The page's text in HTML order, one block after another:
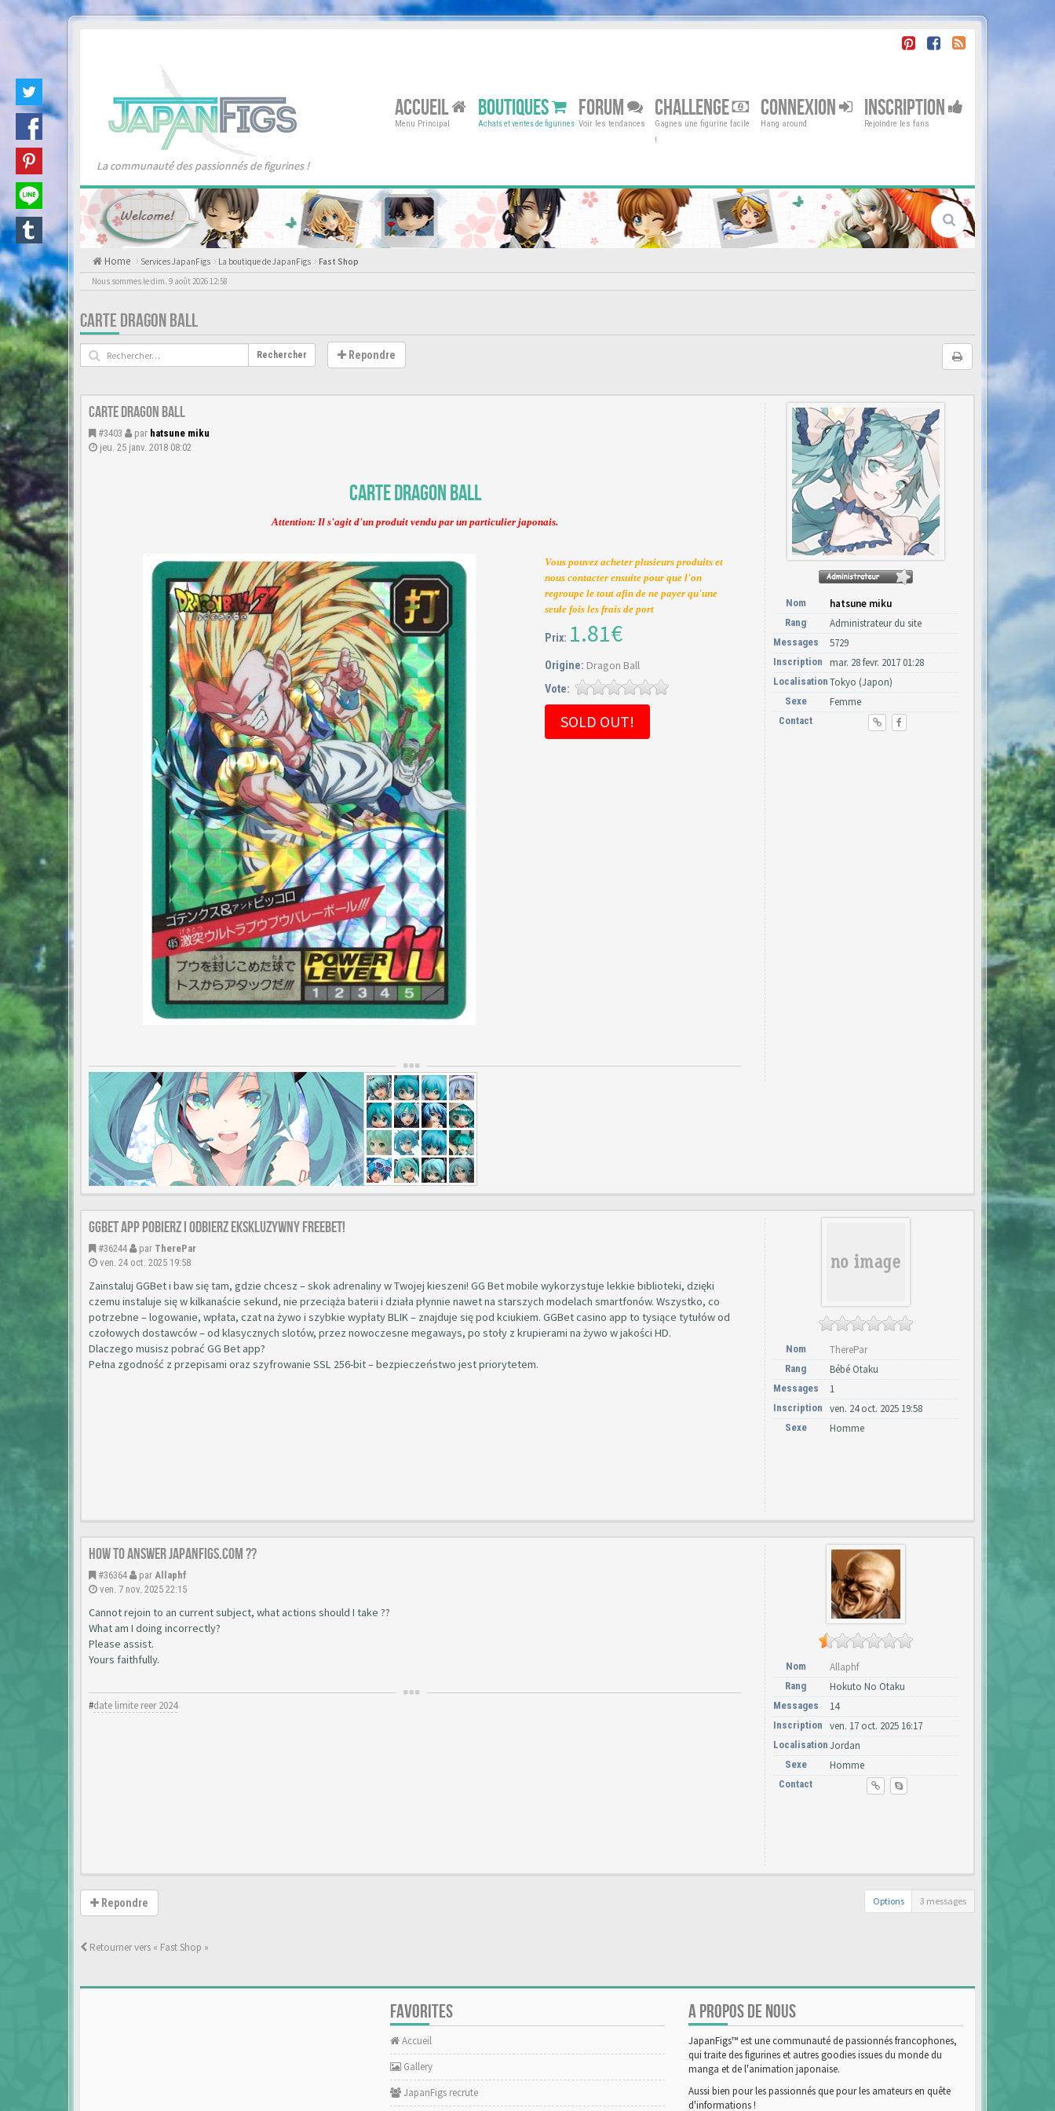
La communauté des passionnés de figurines !
ACCUEIL
Menu Principal
BOUTIQUES
Achats et ventes de figurines
FORUM
Voir les tendances
CHALLENGE
Gagnes une figurine facile
!
CONNEXION
Hang around
INSCRIPTION
Rejoindre les fans
Home Services JapanFigs La boutique de JapanFigs
Fast Shop
Nous sommes le dim. 9 août 2026 12:58
CARTE DRAGON BALL
Rechercher Repondre
Carte Dragon Ball
#3403 par hatsune miku
jeu. 25 janv. 2018 08:02
Carte Dragon Ball
Attention: Il s'agit d'un produit vendu par un particulier japonais.
Vous pouvez acheter plusieurs produits et
nous contacter ensuite pour que l'on
regroupe le tout afin de ne payer qu'une
seule fois les frais de port
Prix: 1.81€
Origine: Dragon Ball
Vote:
SOLD OUT!
Nom hatsune miku
Rang Administrateur du site
Messages 5729
Inscription mar. 28 fevr. 2017 01:28
Localisation Tokyo (Japon)
Sexe Femme
Contact
GGBet App Pobierz i Odbierz Ekskluzywny Freebet!
#36244 par TherePar
ven. 24 oct. 2025 19:58
Zainstaluj GGBet i baw się tam, gdzie chcesz – skok adrenaliny w Twojej kieszeni! GG Bet mobile wykorzystuje lekkie biblioteki, dzięki
czemu instaluje się w kilkanaście sekund, nie przeciąża baterii i działa płynnie nawet na starszych modelach smartfonów. Wszystko, co
potrzebne – logowanie, wpłata, czat na żywo i szybkie wypłaty BLIK – znajduje się pod kciukiem. GGBet casino app to tysiące tytułów od
czołowych dostawców – od klasycznych slotów, przez nowoczesne megaways, po stoły z krupierami na żywo w jakości HD.
Dlaczego musisz pobrać GG Bet app?
Pełna zgodność z przepisami oraz szyfrowanie SSL 256-bit – bezpieczeństwo jest priorytetem.
Nom TherePar
Rang Bébé Otaku
Messages 1
Inscription ven. 24 oct. 2025 19:58
Sexe Homme
How to answer japanfigs.com ??
#36364 par Allaphf
ven. 7 nov. 2025 22:15
Cannot rejoin to an current subject, what actions should I take ??
What am I doing incorrectly?
Please assist.
Yours faithfully.
#date limite reer 2024
Nom Allaphf
Rang Hokuto No Otaku
Messages 14
Inscription ven. 17 oct. 2025 16:17
Localisation Jordan
Sexe Homme
Contact
Repondre Options 3 messages
Retourner vers « Fast Shop »
FAVORITES
Accueil
Gallery
JapanFigs recrute
A PROPOS DE NOUS
JapanFigs™ est une communauté de passionnés francophones,
qui traite des figurines et autres goodies issues du monde du
manga et de l'animation japonaise.
Aussi bien pour les passionnés que pour les amateurs en quête
d'informations !